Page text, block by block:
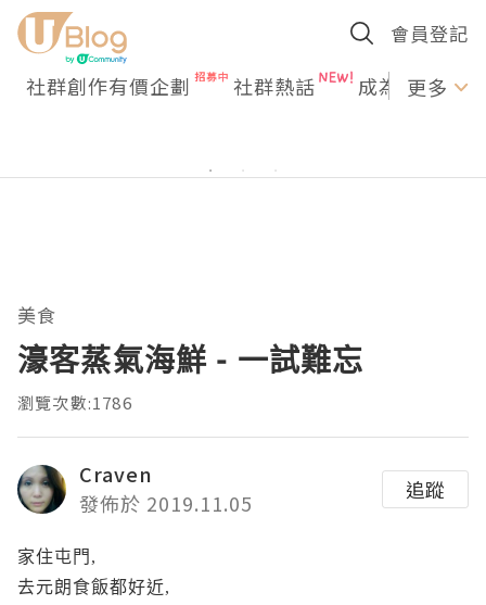
會員登記
社群創作有價企劃 社群熱話 成為U更多
美食
濠客蒸氣海鮮 - 一試難忘
瀏覽次數:1786
Craven
發佈於 2019.11.05
追蹤
家住屯門,
去元朗食飯都好近,